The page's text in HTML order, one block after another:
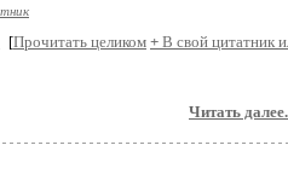
[Прочитать целиком + В свой цитатник
Читать